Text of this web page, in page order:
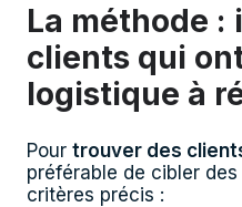
La méthode
clients qui
logistique à
Pour trouver des
préférable de cibler
critères précis :